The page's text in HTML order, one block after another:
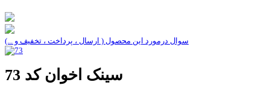
سوال درمورد این محصول ( ارسال ، پرداخت ، تخفیف و ...)
سینک اخوان کد 73